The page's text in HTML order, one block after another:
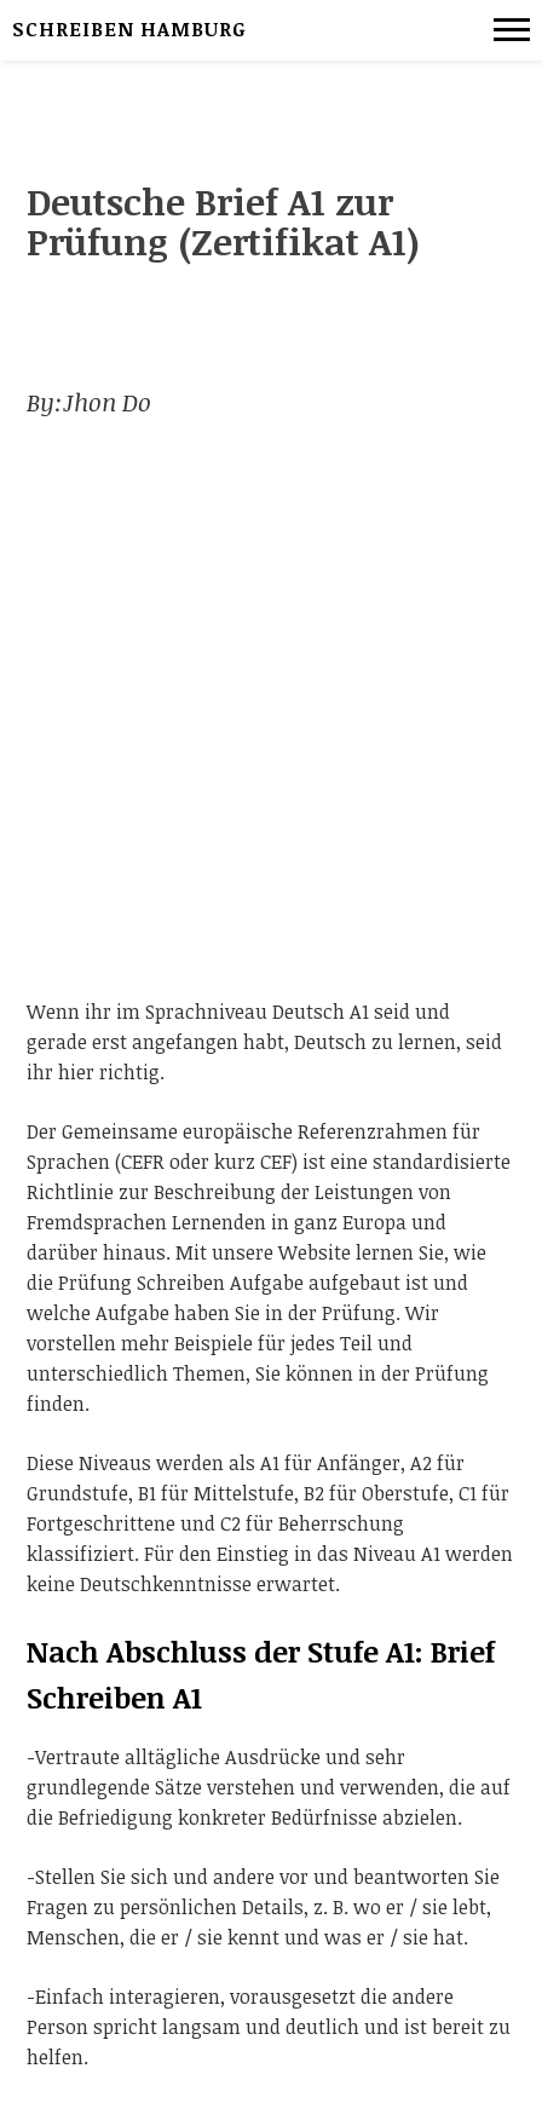
SCHREIBEN HAMBURG
Deutsche Brief A1 zur
Prüfung (Zertifikat A1)
By:Jhon Do
Wenn ihr im Sprachniveau Deutsch A1 seid und
gerade erst angefangen habt, Deutsch zu lernen, seid
ihr hier richtig.
Der Gemeinsame europäische Referenzrahmen für
Sprachen (CEFR oder kurz CEF) ist eine standardisierte
Richtlinie zur Beschreibung der Leistungen von
Fremdsprachen Lernenden in ganz Europa und
darüber hinaus. Mit unsere Website lernen Sie, wie
die Prüfung Schreiben Aufgabe aufgebaut ist und
welche Aufgabe haben Sie in der Prüfung. Wir
vorstellen mehr Beispiele für jedes Teil und
unterschiedlich Themen, Sie können in der Prüfung
finden.
Diese Niveaus werden als A1 für Anfänger, A2 für
Grundstufe, B1 für Mittelstufe, B2 für Oberstufe, C1 für
Fortgeschrittene und C2 für Beherrschung
klassifiziert. Für den Einstieg in das Niveau A1 werden
keine Deutschkenntnisse erwartet.
Nach Abschluss der Stufe A1: Brief
Schreiben A1
-Vertraute alltägliche Ausdrücke und sehr
grundlegende Sätze verstehen und verwenden, die auf
die Befriedigung konkreter Bedürfnisse abzielen.
-Stellen Sie sich und andere vor und beantworten Sie
Fragen zu persönlichen Details, z. B. wo er / sie lebt,
Menschen, die er / sie kennt und was er / sie hat.
-Einfach interagieren, vorausgesetzt die andere
Person spricht langsam und deutlich und ist bereit zu
helfen.